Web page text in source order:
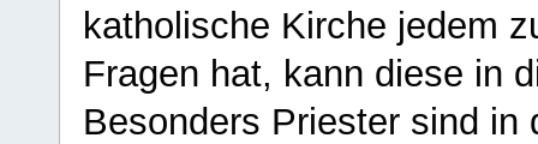
katholische Kirche jedem
Fragen hat, kann diese in
Besonders Priester sind in